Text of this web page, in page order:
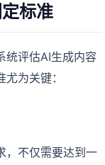
标准
统评估AI生成内容
为关键：
，不仅需要达到一